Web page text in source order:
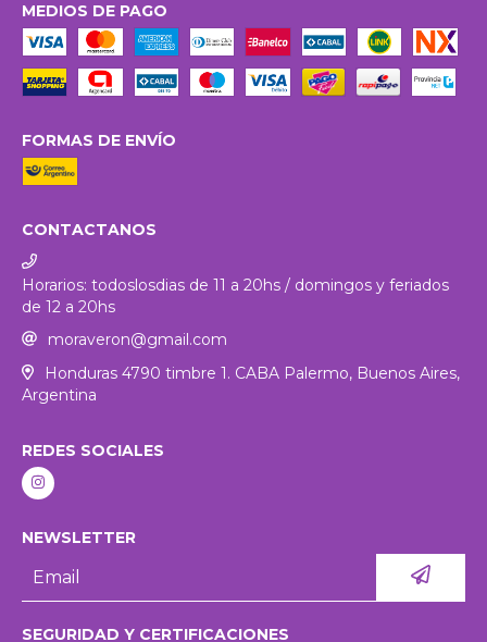
MEDIOS DE PAGO
FORMAS DE ENVÍO
CONTACTANOS
Horarios: todoslosdias de 11 a 20hs / domingos y feriados
de 12 a 20hs
moraveron@gmail.com
Honduras 4790 timbre 1. CABA Palermo, Buenos Aires,
Argentina
REDES SOCIALES
NEWSLETTER
SEGURIDAD Y CERTIFICACIONES